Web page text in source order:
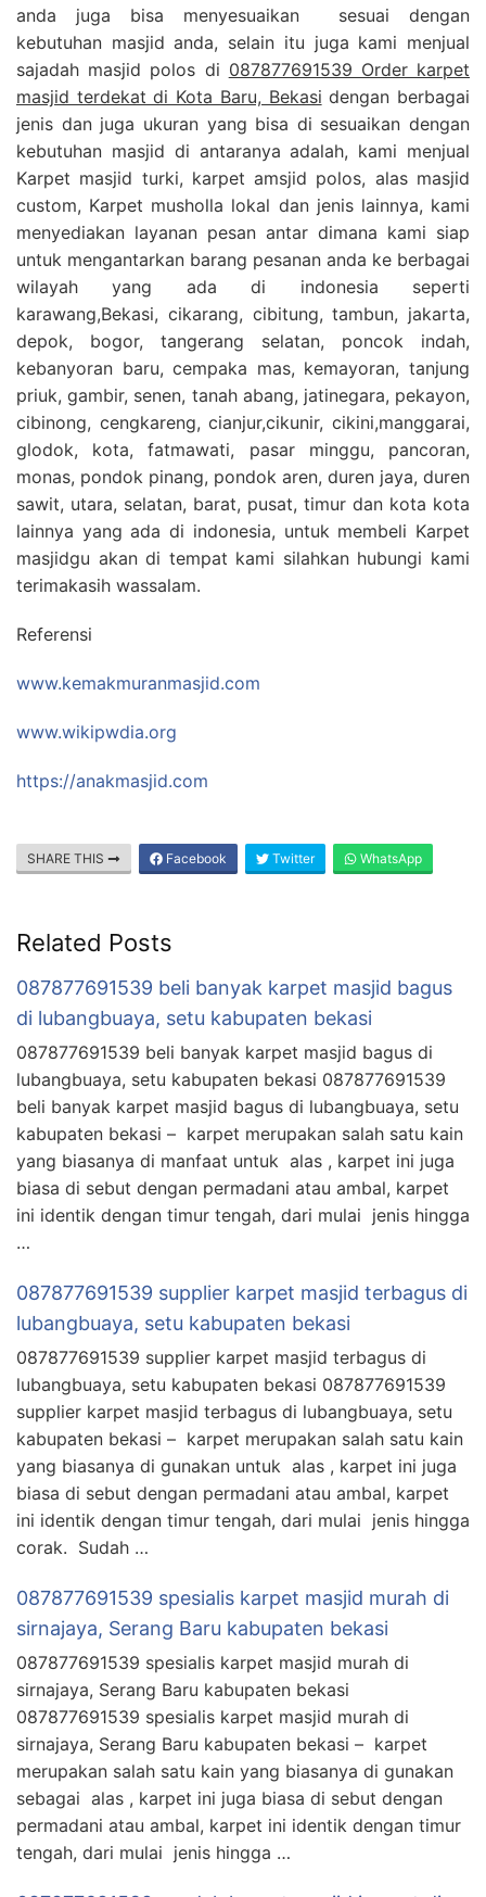
anda juga bisa menyesuaikan sesuai dengan
kebutuhan masjid anda, selain itu juga kami menjual
sajadah masjid polos di 087877691539 Order karpet
masjid terdekat di Kota Baru, Bekasi dengan berbagai
jenis dan juga ukuran yang bisa di sesuaikan dengan
kebutuhan masjid di antaranya adalah, kami menjual
Karpet masjid turki, karpet amsjid polos, alas masjid
custom, Karpet musholla lokal dan jenis lainnya, kami
menyediakan layanan pesan antar dimana kami siap
untuk mengantarkan barang pesanan anda ke berbagai
wilayah yang ada di indonesia seperti
karawang,Bekasi, cikarang, cibitung, tambun, jakarta,
depok, bogor, tangerang selatan, poncok indah,
kebanyoran baru, cempaka mas, kemayoran, tanjung
priuk, gambir, senen, tanah abang, jatinegara, pekayon,
cibinong, cengkareng, cianjur,cikunir, cikini,manggarai,
glodok, kota, fatmawati, pasar minggu, pancoran,
monas, pondok pinang, pondok aren, duren jaya, duren
sawit, utara, selatan, barat, pusat, timur dan kota kota
lainnya yang ada di indonesia, untuk membeli Karpet
masjidgu akan di tempat kami silahkan hubungi kami
terimakasih wassalam.
Referensi
www.kemakmuranmasjid.com
www.wikipwdia.org
https://anakmasjid.com
SHARE THIS Facebook Twitter WhatsApp
Related Posts
087877691539 beli banyak karpet masjid bagus
di lubangbuaya, setu kabupaten bekasi
087877691539 beli banyak karpet masjid bagus di
lubangbuaya, setu kabupaten bekasi 087877691539
beli banyak karpet masjid bagus di lubangbuaya, setu
kabupaten bekasi – karpet merupakan salah satu kain
yang biasanya di manfaat untuk alas , karpet ini juga
biasa di sebut dengan permadani atau ambal, karpet
ini identik dengan timur tengah, dari mulai jenis hingga
…
087877691539 supplier karpet masjid terbagus di
lubangbuaya, setu kabupaten bekasi
087877691539 supplier karpet masjid terbagus di
lubangbuaya, setu kabupaten bekasi 087877691539
supplier karpet masjid terbagus di lubangbuaya, setu
kabupaten bekasi – karpet merupakan salah satu kain
yang biasanya di gunakan untuk alas , karpet ini juga
biasa di sebut dengan permadani atau ambal, karpet
ini identik dengan timur tengah, dari mulai jenis hingga
corak. Sudah …
087877691539 spesialis karpet masjid murah di
sirnajaya, Serang Baru kabupaten bekasi
087877691539 spesialis karpet masjid murah di
sirnajaya, Serang Baru kabupaten bekasi
087877691539 spesialis karpet masjid murah di
sirnajaya, Serang Baru kabupaten bekasi – karpet
merupakan salah satu kain yang biasanya di gunakan
sebagai alas , karpet ini juga biasa di sebut dengan
permadani atau ambal, karpet ini identik dengan timur
tengah, dari mulai jenis hingga …